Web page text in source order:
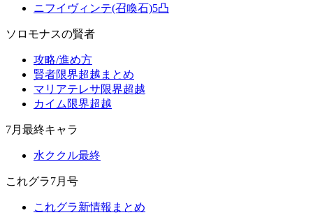
ニフイヴィンテ(召喚石)5凸
ソロモナスの賢者
攻略/進め方
賢者限界超越まとめ
マリアテレサ限界超越
カイム限界超越
7月最終キャラ
水ククル最終
これグラ7月号
これグラ新情報まとめ